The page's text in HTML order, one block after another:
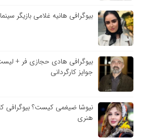
بیوگرافی هانیه غلامی بازیگر
بیوگرافی هادی حجازی فر +
جوایز کارگردانی
نیوشا ضیغمی کیست؟ بیوگرافی
هنری